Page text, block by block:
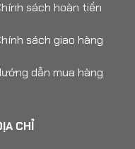
sách hoàn tiền
sách giao hàng
dẫn mua hàng
CHỈ